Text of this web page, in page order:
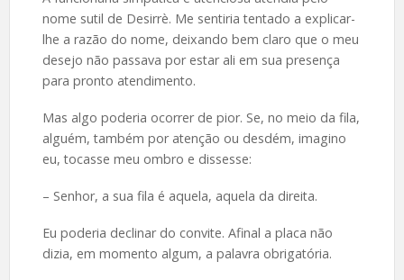
nome sutil de Desirrè. Me sentiria tentado a explicar-
lhe a razão do nome, deixando bem claro que o meu
desejo não passava por estar ali em sua presença
para pronto atendimento.
Mas algo poderia ocorrer de pior. Se, no meio da fila,
alguém, também por atenção ou desdém, imagino
eu, tocasse meu ombro e dissesse:
– Senhor, a sua fila é aquela, aquela da direita.
Eu poderia declinar do convite. Afinal a placa não
dizia, em momento algum, a palavra obrigatória.